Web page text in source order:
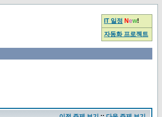
IT 일정 New!
자동화 프로젝트